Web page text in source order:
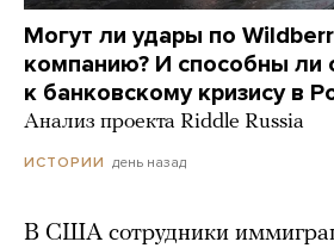
Могут ли удары по
компанию? И способны ли
к банковскому кризису в
Анализ проекта Riddle Russia
ИСТОРИИ день назад
В США сотрудники